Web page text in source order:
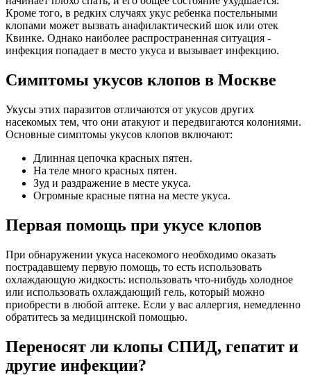
Кроме того, в редких случаях укус ребенка постельными
клопами может вызвать анафилактический шок или отек
Квинке. Однако наиболее распространенная ситуация -
инфекция попадает в место укуса и вызывает инфекцию.
Симптомы укусов клопов в Москве
Укусы этих паразитов отличаются от укусов других
насекомых тем, что они атакуют и передвигаются колониями.
Основные симптомы укусов клопов включают:
Длинная цепочка красных пятен.
На теле много красных пятен.
Зуд и раздражение в месте укуса.
Огромные красные пятна на месте укуса.
Первая помощь при укусе клопов
При обнаружении укуса насекомого необходимо оказать
пострадавшему первую помощь, то есть использовать
охлаждающую жидкость: использовать что-нибудь холодное
или использовать охлаждающий гель, который можно
приобрести в любой аптеке. Если у вас аллергия, немедленно
обратитесь за медицинской помощью.
Переносят ли клопы СПИД, гепатит и
другие инфекции?